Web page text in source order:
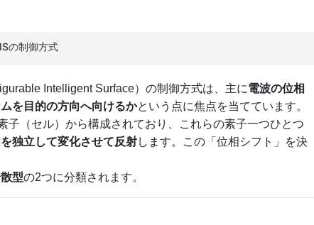
の制御方式
Intelligent Surface）の制御方式は、主に電波の位相
を目的の方向へ向けるかという点に焦点を当てています。
子（セル）から構成されており、これらの素子一つひとつ
独立して変化させて反射します。この「位相シフト」を決
型の2つに分類されます。